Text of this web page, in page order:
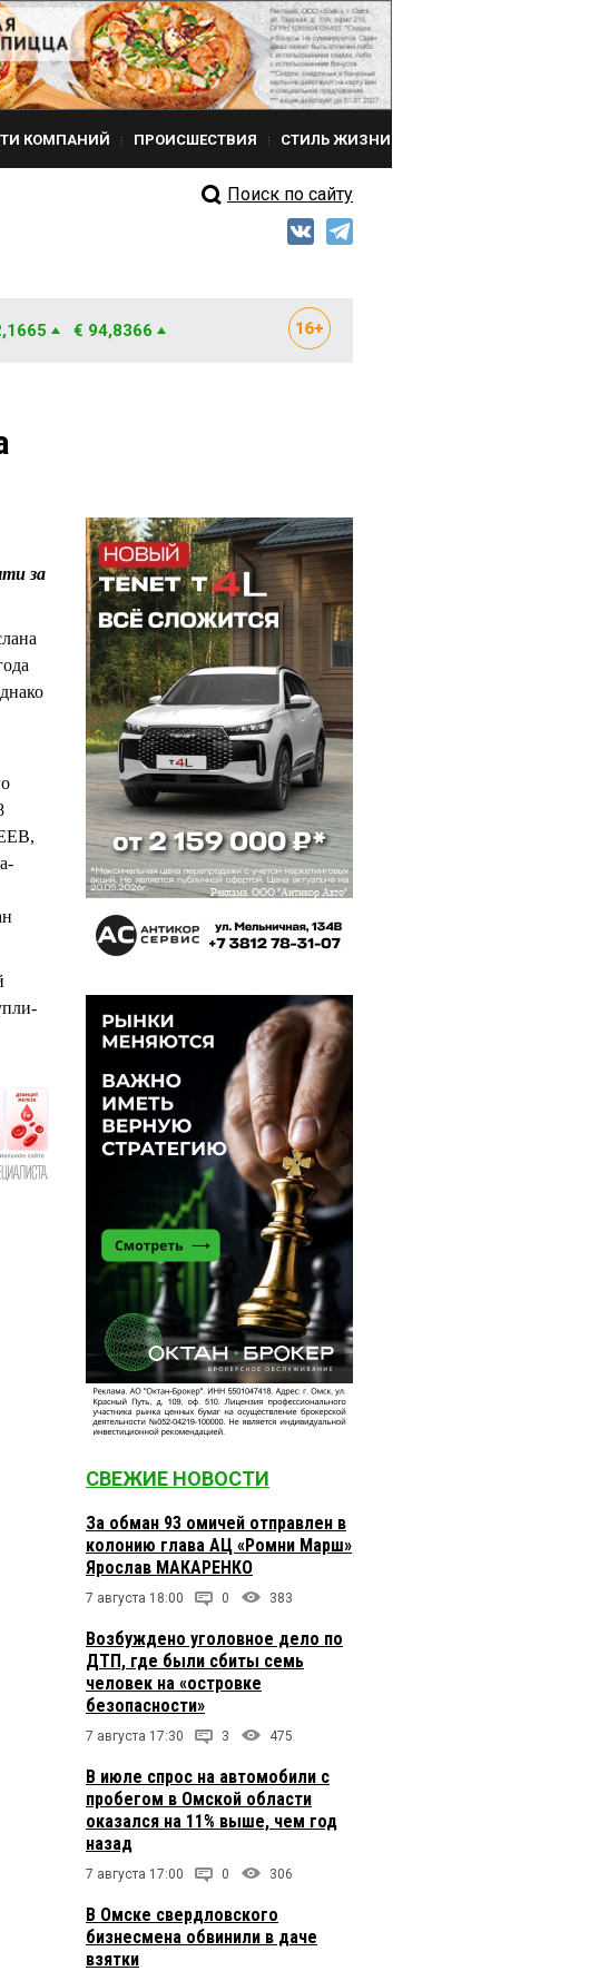
КОМПАНИЙ ПРОИСШЕСТВИЯ СТИЛЬ ЖИЗНИ
Поиск по сайту
€ 94,8366
за
СВЕЖИЕ НОВОСТИ
За обман 93 омичей отправлен в
колонию глава АЦ «Ромни Марш»
Ярослав МАКАРЕНКО
7 августа 18:00 0 383
Возбуждено уголовное дело по
ДТП, где были сбиты семь
человек на «островке
безопасности»
7 августа 17:30 3 475
В июле спрос на автомобили с
пробегом в Омской области
оказался на 11% выше, чем год
назад
7 августа 17:00 0 306
В Омске свердловского
бизнесмена обвинили в даче
взятки